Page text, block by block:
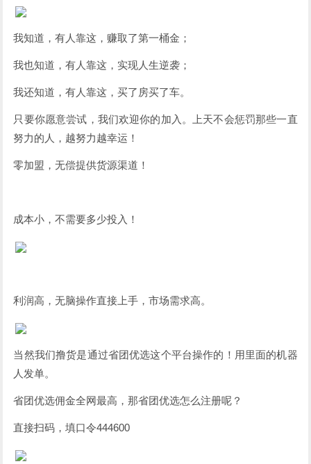
我知道，有人靠这，赚取了第一桶金；
我也知道，有人靠这，实现人生逆袭；
我还知道，有人靠这，买了房买了车。
只要你愿意尝试，我们欢迎你的加入。上天不会惩罚那些一直
努力的人，越努力越幸运！
零加盟，无偿提供货源渠道！
成本小，不需要多少投入！
利润高，无脑操作直接上手，市场需求高。
当然我们撸货是通过省团优选这个平台操作的！用里面的机器
人发单。
省团优选佣金全网最高，那省团优选怎么注册呢？
直接扫码，填口令444600